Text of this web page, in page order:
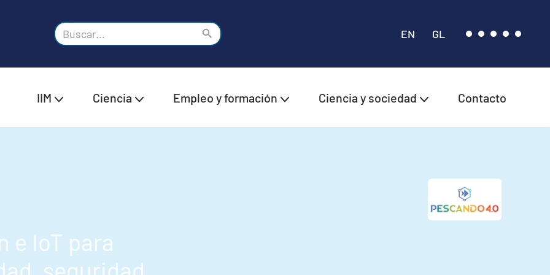
EN GL
IIM Ciencia Empleo y formación Ciencia y sociedad Contacto
e IoT para